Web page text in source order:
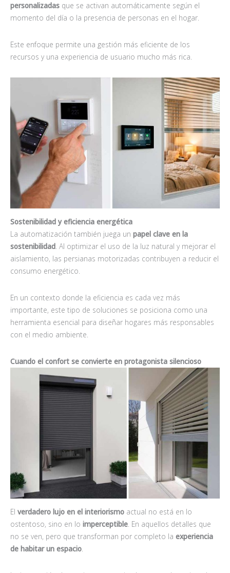
personalizadas que se activan automáticamente según el
momento del día o la presencia de personas en el hogar.
Este enfoque permite una gestión más eficiente de los
recursos y una experiencia de usuario mucho más rica.
Sostenibilidad y eficiencia energética
La automatización también juega un papel clave en la
sostenibilidad. Al optimizar el uso de la luz natural y mejorar el
aislamiento, las persianas motorizadas contribuyen a reducir el
consumo energético.
En un contexto donde la eficiencia es cada vez más
importante, este tipo de soluciones se posiciona como una
herramienta esencial para diseñar hogares más responsables
con el medio ambiente.
Cuando el confort se convierte en protagonista silencioso
El verdadero lujo en el interiorismo actual no está en lo
ostentoso, sino en lo imperceptible . En aquellos detalles que
no se ven, pero que transforman por completo la experiencia
de habitar un espacio